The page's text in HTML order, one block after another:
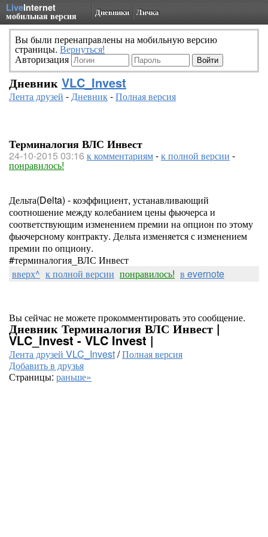
LiveInternet
мобильная версия Дневники Личка
Вы были перенаправлены на мобильную версию
страницы. Вернуться!
Авторизация
Дневник VLC_Invest
Лента друзей -Дневник-Полная версия
Терминалогия ВЛС Инвест
24-10-2015 03:16 к комментариям-к полной версии -
понравилось!
Дельта(Delta) - коэффициент, устанавливающий
соотношение между колебанием цены фьючерса и
соответствующим изменением премии на опцион по этому
фьючерсному контракту. Дельта изменяется с изменением
премии по опциону.
#терминалогия_ВЛС Инвест
вверх^ к полной версии понравилось! в evernote
Вы сейчас не можете прокомментировать это сообщение.
Дневник Терминалогия ВЛС Инвест |
VLC_Invest - VLC Invest |
Лента друзей VLC_Invest/Полная версия
Добавить в друзья
Страницы: раньше»